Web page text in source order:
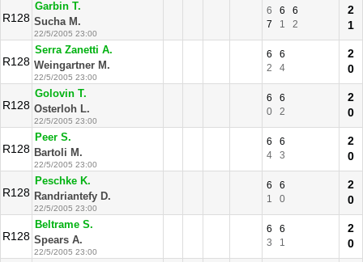
R128
Garbin T.
Sucha M.
22/5/2005 23:00
6 6
6
7
1 2
2
1
R128
Serra Zanetti A.
Weingartner M.
22/5/2005 23:00
6
6
2
4
2
0
R128
Golovin T.
Osterloh L.
22/5/2005 23:00
6
6
0
2
2
0
R128
Peer S.
Bartoli M.
22/5/2005 23:00
6
6
4
3
2
0
R128
Peschke K.
Randriantefy D.
22/5/2005 23:00
6
6
1
0
2
0
R128
Beltrame S.
Spears A.
22/5/2005 23:00
6
6
3
1
2
0